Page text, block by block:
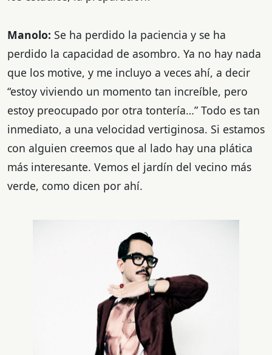
Manolo: Se ha perdido la paciencia y se ha
perdido la capacidad de asombro. Ya no hay nada
que los motive, y me incluyo a veces ahí, a decir
“estoy viviendo un momento tan increíble, pero
estoy preocupado por otra tontería…” Todo es tan
inmediato, a una velocidad vertiginosa. Si estamos
con alguien creemos que al lado hay una plática
más interesante. Vemos el jardín del vecino más
verde, como dicen por ahí.